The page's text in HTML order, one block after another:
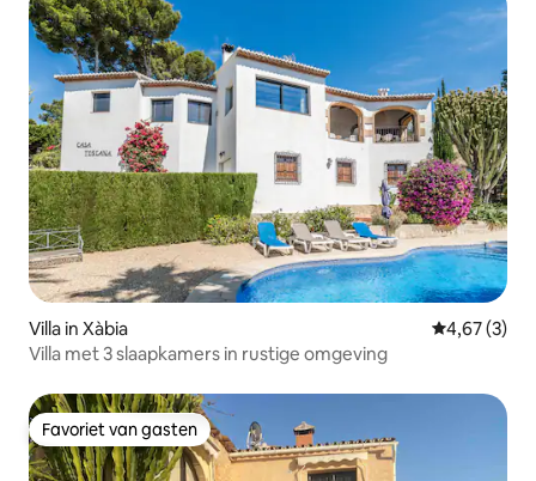
Villa in Xàbia
4,67 (3)
Villa met 3 slaapkamers in rustige omgeving
Favoriet van gasten
Favoriet van gasten